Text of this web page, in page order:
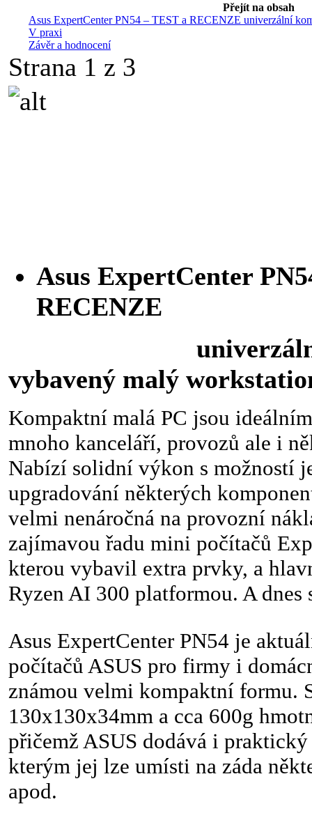
Přejít na obsah
Asus ExpertCenter PN54 – TEST a RECENZE univerzální
V praxi
Závěr a hodnocení
Strana 1 z 3
Asus ExpertCenter
RECENZE
univerzální
vybavený malý
Kompaktní malá PC jsou
mnoho kanceláří, provozů ale i
Nabízí solidní výkon s možností
upgradování některých
velmi nenáročná na provozní
zajímavou řadu mini počítačů
kterou vybavil extra prvky, a
Ryzen AI 300 platformou. A dnes
Asus ExpertCenter PN54 je
počítačů ASUS pro firmy i
známou velmi kompaktní formu.
130x130x34mm a cca 600g
přičemž ASUS dodává i
kterým jej lze umísti na záda
apod.